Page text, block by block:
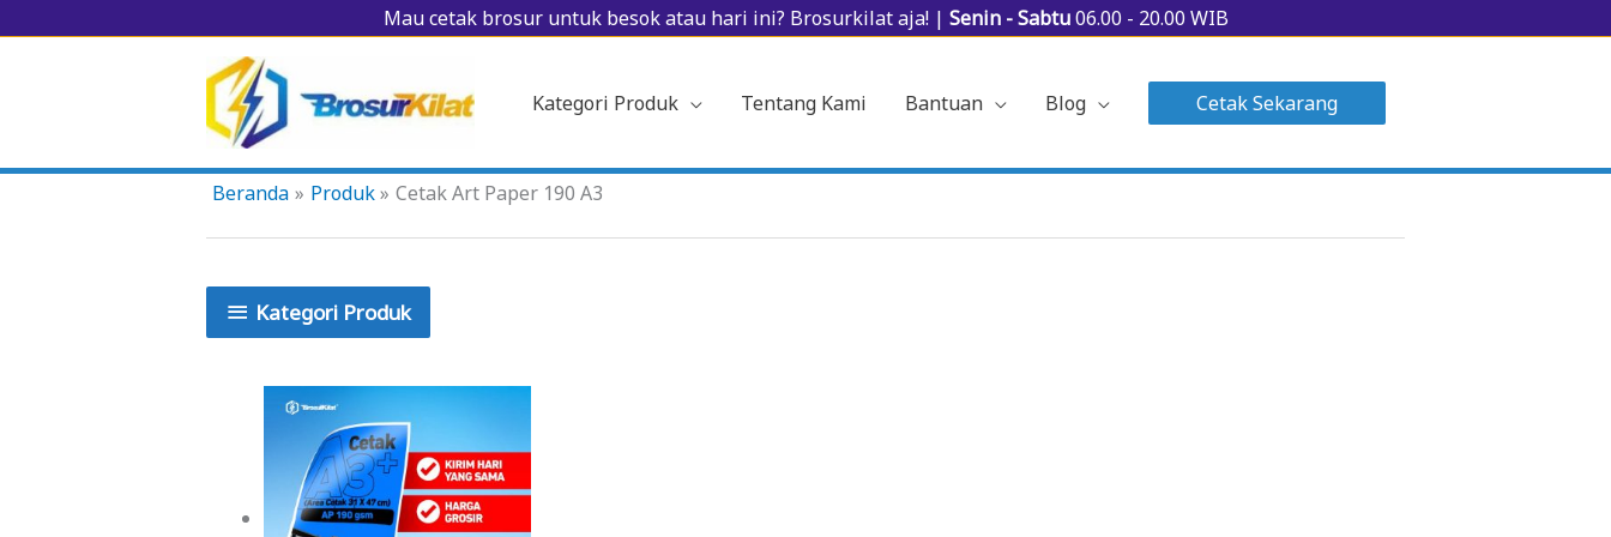
Mau cetak brosur untuk besok atau hari ini? Brosurkilat aja! | Senin - Sabtu06.00 - 20.00 WIB
Kategori Produk Tentang Kami Bantuan Blog Cetak Sekarang
Beranda Produk Cetak Art Paper 190 A3
Kategori Produk